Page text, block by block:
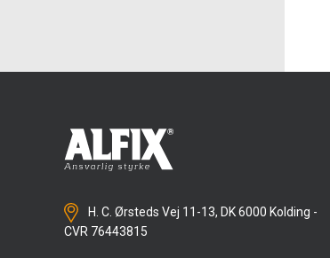
H. C. Ørsteds Vej 11-13, DK 6000 Kolding -
CVR 76443815